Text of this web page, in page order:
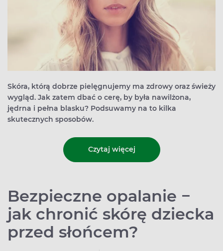
Skóra, którą dobrze pielęgnujemy ma zdrowy oraz świeży
wygląd. Jak zatem dbać o cerę, by była nawilżona,
jędrna i pełna blasku? Podsuwamy na to kilka
skutecznych sposobów.
Czytaj więcej
Bezpieczne opalanie −
jak chronić skórę dziecka
przed słońcem?